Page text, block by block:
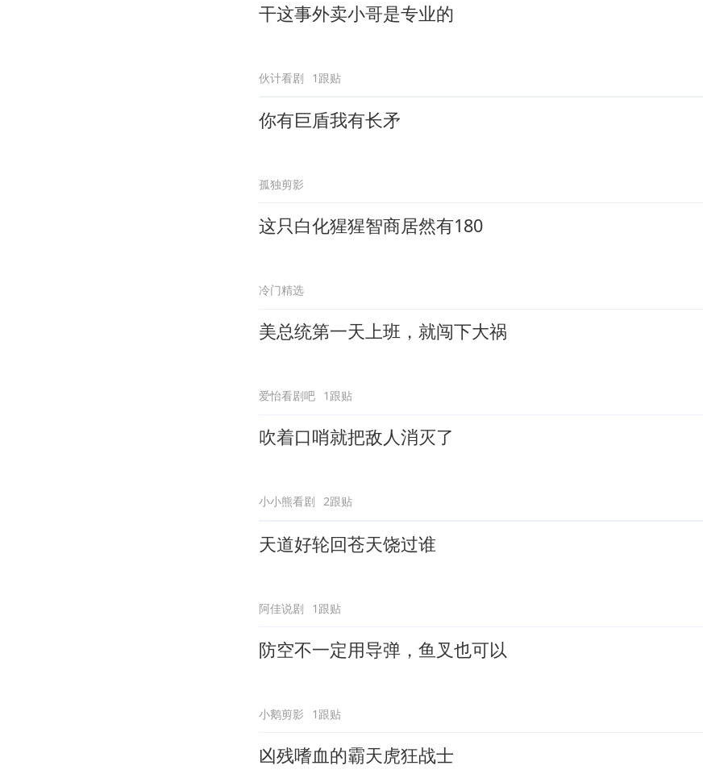
干这事外卖小哥是专业的
伙计看剧 1跟贴
你有巨盾我有长矛
孤独剪影
这只白化猩猩智商居然有180
冷门精选
美总统第一天上班，就闯下大祸
爱怡看剧吧 1跟贴
吹着口哨就把敌人消灭了
小小熊看剧 2跟贴
天道好轮回苍天饶过谁
阿佳说剧 1跟贴
防空不一定用导弹，鱼叉也可以
小鹅剪影 1跟贴
凶残嗜血的霸天虎狂战士